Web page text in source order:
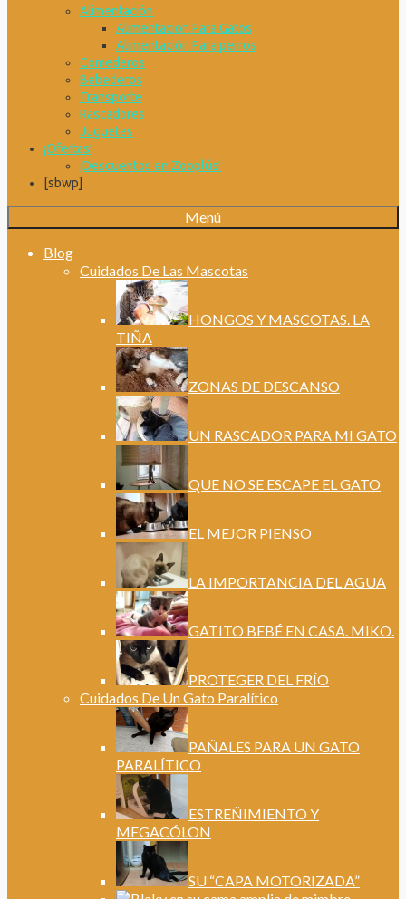
Alimentación
Alimentación Para Gatos
Alimentación Para perros
Comederos
Bebederos
Transporte
Rascadores
Juguetes
¡Ofertas!
¡Descuentos en Zooplús!
[sbwp]
Menú
Blog
Cuidados De Las Mascotas
HONGOS Y MASCOTAS. LA
TIÑA
ZONAS DE DESCANSO
UN RASCADOR PARA MI GATO
QUE NO SE ESCAPE EL GATO
EL MEJOR PIENSO
LA IMPORTANCIA DEL AGUA
GATITO BEBÉ EN CASA. MIKO.
PROTEGER DEL FRÍO
Cuidados De Un Gato Paralítico
PAÑALES PARA UN GATO
PARALÍTICO
ESTREÑIMIENTO Y
MEGACÓLON
SU “CAPA MOTORIZADA”